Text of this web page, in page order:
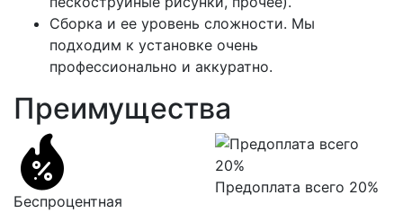
Сборка и ее уровень сложности. Мы
подходим к установке очень
профессионально и аккуратно.
Преимущества
Беспроцентная
Предоплата всего 20%